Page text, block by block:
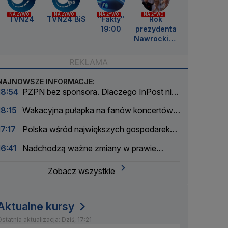
NA ŻYWO
TVN24
NA ŻYWO
TVN24 BiS
NA ŻYWO
"Fakty"
19:00
NA ŻYWO
Rok
prezydenta
Nawrockieg
INFORMACJE:
PZPN bez sponsora. Dlaczego InPost nie
Wakacyjna pułapka na fanów koncertów.
Polska wśród największych gospodarek
Nadchodzą ważne zmiany w prawie
Zobacz wszystkie
kursy
aktualizacja: Dziś, 17:21